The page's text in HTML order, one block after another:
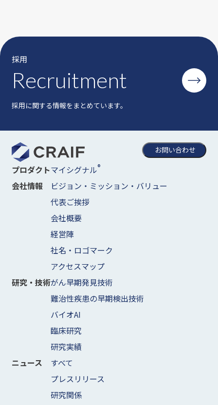
採用
Recruitment
採用に関する情報をまとめています。
お問い合わせ
プロダクトマイシグナル®
会社情報
ビジョン・ミッション・バリュー
代表ご挨拶
会社概要
経営陣
社名・ロゴマーク
アクセスマップ
研究・技術がん早期発見技術
難治性疾患の早期検出技術
バイオAI
臨床研究
研究実績
ニュース
すべて
プレスリリース
研究関係